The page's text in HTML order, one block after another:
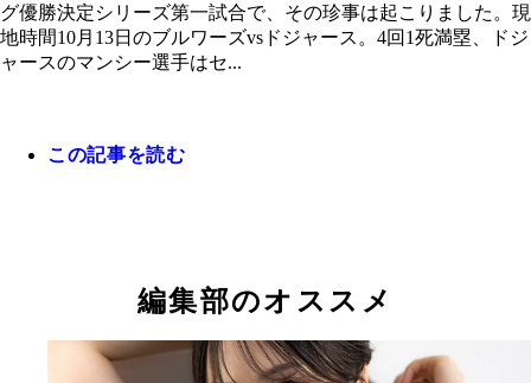
グ優勝決定シリーズ第一試合で、その珍事は起こりました。現
地時間10月13日のブルワーズvsドジャース。4回1死満塁、ドジ
ャースのマンシー選手はセ...
この記事を読む
編集部のオススメ